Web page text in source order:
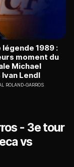
légende 1989 :
moment du
Michael
Ivan Lendl
ROLAND-GARROS
- 3e tour
vs